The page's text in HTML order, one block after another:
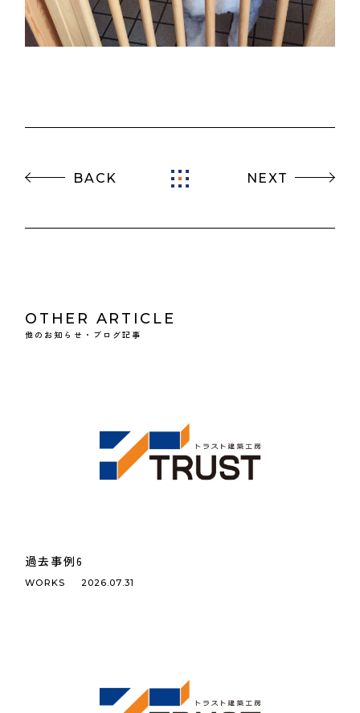
BACK NEXT
OTHER ARTICLE
他のお知らせ・ブログ記事
過去事例6
WORKS 2026.07.31